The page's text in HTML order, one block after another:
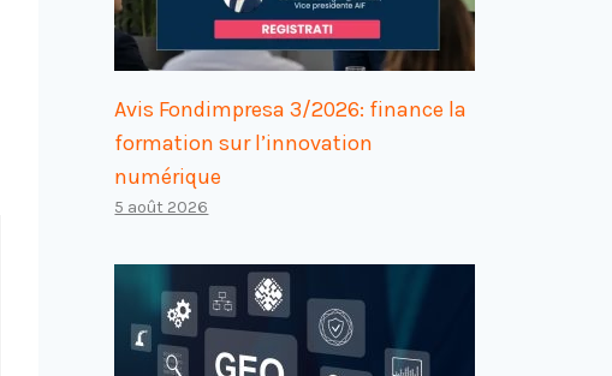
Avis Fondimpresa 3/2026: finance la
formation sur l’innovation
numérique
5 août 2026